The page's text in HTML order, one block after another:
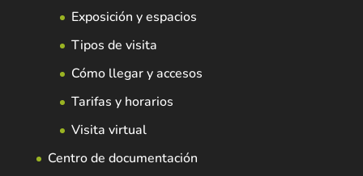
Exposición y espacios
Tipos de visita
Cómo llegar y accesos
Tarifas y horarios
Visita virtual
Centro de documentación